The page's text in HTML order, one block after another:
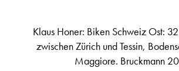
Klaus Honer: Biken Schweiz Ost:
zwischen Zürich und Tessin,
Maggiore. Bruckmann